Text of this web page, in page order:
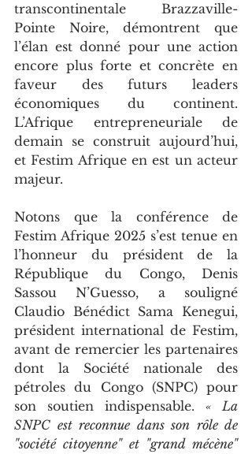
transcontinentale Brazzaville-
Pointe Noire, démontrent que
l’élan est donné pour une action
encore plus forte et concrète en
faveur des futurs leaders
économiques du continent.
L’Afrique entrepreneuriale de
demain se construit aujourd’hui,
et Festim Afrique en est un acteur
majeur.
Notons que la conférence de
Festim Afrique 2025 s’est tenue en
l’honneur du président de la
République du Congo, Denis
Sassou N’Guesso, a souligné
Claudio Bénédict Sama Kenegui,
président international de Festim,
avant de remercier les partenaires
dont la Société nationale des
pétroles du Congo (SNPC) pour
son soutien indispensable. « La
SNPC est reconnue dans son rôle de
"société citoyenne" et "grand mécène"